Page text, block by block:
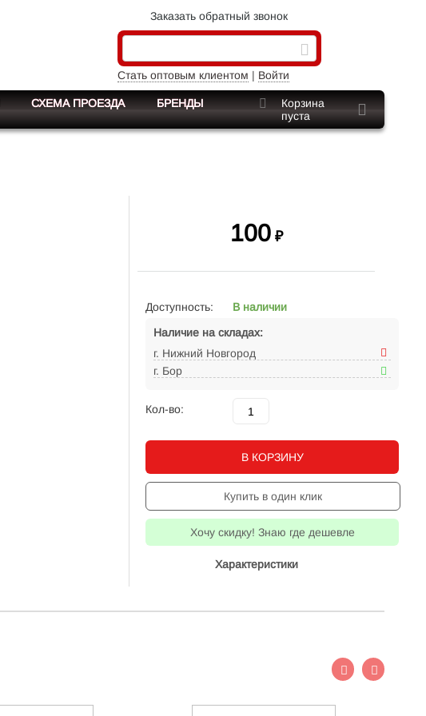
Заказать обратный звонок
Стать оптовым клиентом | Войти
СХЕМА ПРОЕЗДА БРЕНДЫ
Корзина
пуста
100 ₽
Доступность:
В наличии
Наличие на складах:
г. Нижний Новгород
г. Бор
Кол-во:
В КОРЗИНУ
Купить в один клик
Хочу скидку! Знаю где дешевле
Характеристики